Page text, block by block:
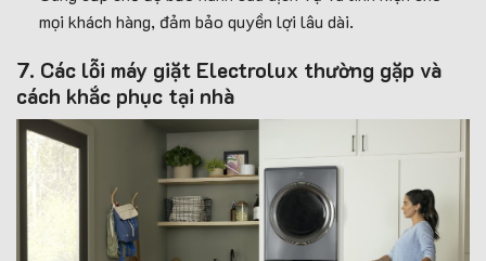
mọi khách hàng, đảm bảo quyền lợi lâu dài.
7. Các lỗi máy giặt Electrolux thường gặp và
cách khắc phục tại nhà